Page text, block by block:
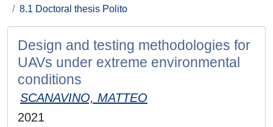
8.1 Doctoral thesis Polito
Design and testing methodologies for
UAVs under extreme environmental
conditions
SCANAVINO, MATTEO
2021